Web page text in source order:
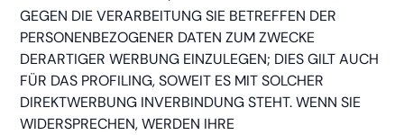
GEGEN DIE VERARBEITUNG SIE BETREFFEN DER
PERSONENBEZOGENER DATEN ZUM ZWECKE
DERARTIGER WERBUNG EINZULEGEN; DIES GILT AUCH
FÜR DAS PROFILING, SOWEIT ES MIT SOLCHER
DIREKTWERBUNG INVERBINDUNG STEHT. WENN SIE
WIDERSPRECHEN, WERDEN IHRE